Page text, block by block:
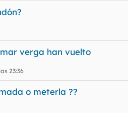
verga han vuelto
23:36
o meterla ??